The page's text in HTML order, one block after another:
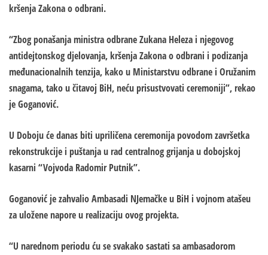
kršenja Zakona o odbrani.
“Zbog ponašanja ministra odbrane Zukana Heleza i njegovog
antidejtonskog djelovanja, kršenja Zakona o odbrani i podizanja
međunacionalnih tenzija, kako u Ministarstvu odbrane i Oružanim
snagama, tako u čitavoj BiH, neću prisustvovati ceremoniji”, rekao
je Goganović.
U Doboju će danas biti upriličena ceremonija povodom završetka
rekonstrukcije i puštanja u rad centralnog grijanja u dobojskoj
kasarni “Vojvoda Radomir Putnik”.
Goganović je zahvalio Ambasadi NJemačke u BiH i vojnom atašeu
za uložene napore u realizaciju ovog projekta.
“U narednom periodu ću se svakako sastati sa ambasadorom